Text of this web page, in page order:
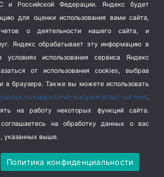
и Российской Федерации. Яндекс будет
для оценки использования вами сайта,
о деятельности нашего сайта, и
Яндекс обрабатывает эту информацию в
условиях использования сервиса Яндекс
от использования cookies, выбрав
в браузере. Также вы можете использовать
support/metrika/general/opt-out.html.
на работу некоторых функций сайта.
на обработку данных о вас
указанных выше.
Политика конфиденциальности